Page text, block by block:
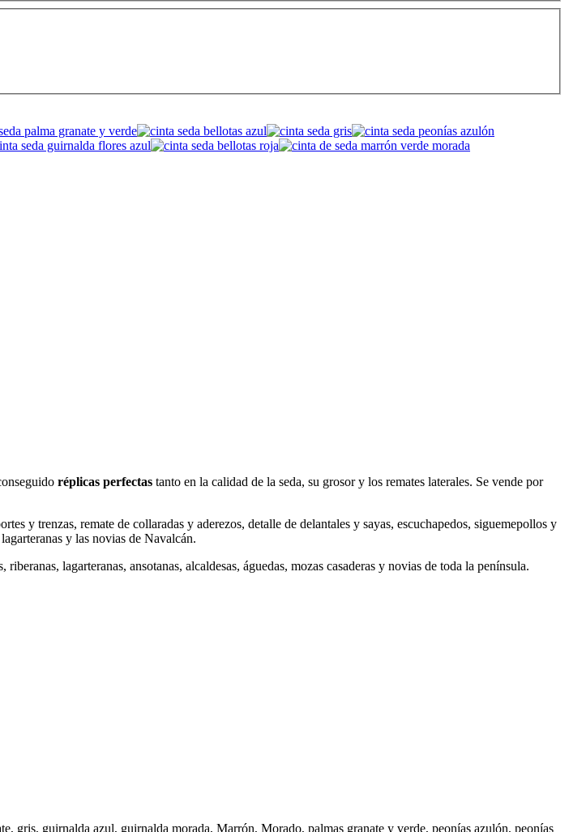
réplicas perfectas tanto en la calidad de la seda, su grosor y los remates laterales. Se vende por
y trenzas, remate de collaradas y aderezos, detalle de delantales y sayas, escuchapedos, siguemepollos y
y las novias de Navalcán.
lagarteranas, ansotanas, alcaldesas, águedas, mozas casaderas y novias de toda la península.
gris, guirnalda azul, guirnalda morada, Marrón, Morado, palmas granate y verde, peonías azulón, peonías